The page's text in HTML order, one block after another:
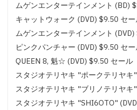
ムゲンエンターテインメント (BD)
キャットウォーク (DVD) $9.50 セ
ムゲンエンターテインメント
ピンクパンチャー (DVD) $9.50 セ
QUEEN 8, 魁☆ (DVD) $9.50 セール
スタジオテリヤキ "ポークテリヤキ
スタジオテリヤキ "ブリノテリヤキ
スタジオテリヤキ "SHI6OTO"